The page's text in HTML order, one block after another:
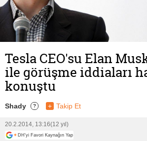
Tesla CEO'su Elan
ile görüşme iddiaları
konuştu
Shady ? + Takip Et
20.2.2014, 13:16(12 yıl)
+ DH'yi Favori Kaynağın Yap